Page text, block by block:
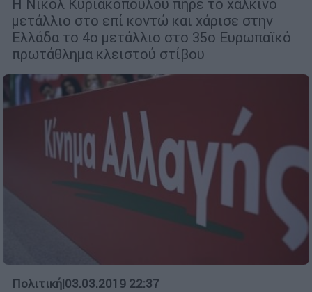
Η Νικόλ Κυριακοπούλου πήρε το χάλκινο
μετάλλιο στο επί κοντώ και χάρισε στην
Ελλάδα το 4ο μετάλλιο στο 35ο Ευρωπαϊκό
πρωτάθλημα κλειστού στίβου
Πολιτική|03.03.2019 22:37